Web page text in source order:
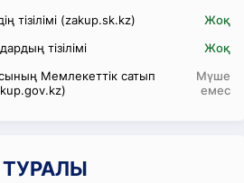
тізілімі (zakup.sk.kz)
Жоқ
тізілімі
Жоқ
Мемлекеттік сатып
Мүше
емес
ТУРАЛЫ